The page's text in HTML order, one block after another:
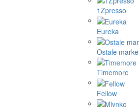
1Zpresso
Eureka
Ostale marke
Timemore
Fellow